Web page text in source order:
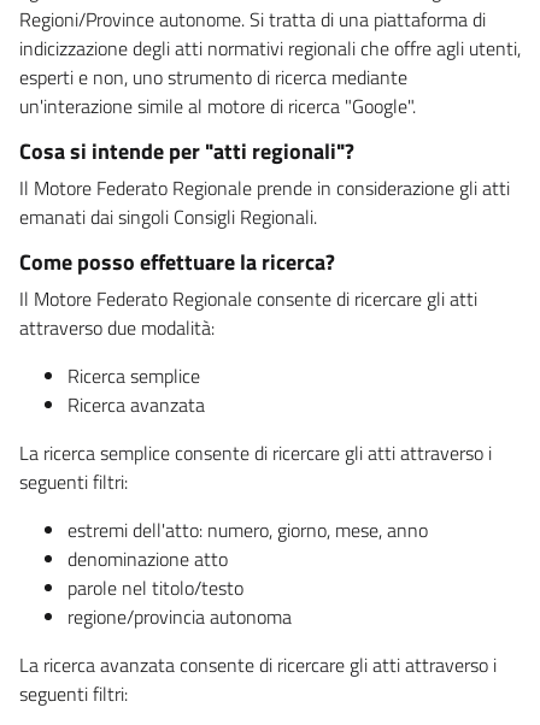
Regioni/Province autonome. Si tratta di una piattaforma di
indicizzazione degli atti normativi regionali che offre agli utenti,
esperti e non, uno strumento di ricerca mediante
un'interazione simile al motore di ricerca "Google".
Cosa si intende per "atti regionali"?
Il Motore Federato Regionale prende in considerazione gli atti
emanati dai singoli Consigli Regionali.
Come posso effettuare la ricerca?
Il Motore Federato Regionale consente di ricercare gli atti
attraverso due modalità:
Ricerca semplice
Ricerca avanzata
La ricerca semplice consente di ricercare gli atti attraverso i
seguenti filtri:
estremi dell'atto: numero, giorno, mese, anno
denominazione atto
parole nel titolo/testo
regione/provincia autonoma
La ricerca avanzata consente di ricercare gli atti attraverso i
seguenti filtri: